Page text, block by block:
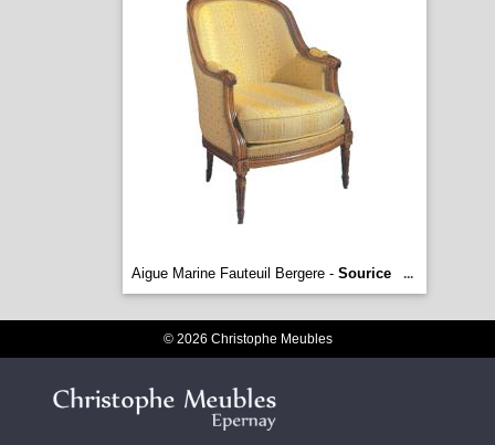
Aigue Marine Fauteuil Bergere - Sourice ...
© 2026 Christophe Meubles